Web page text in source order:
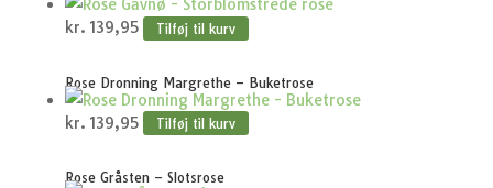
kr. 139,95 Tilføj til kurv
Rose Dronning Margrethe – Buketrose
kr. 139,95 Tilføj til kurv
Rose Gråsten – Slotsrose